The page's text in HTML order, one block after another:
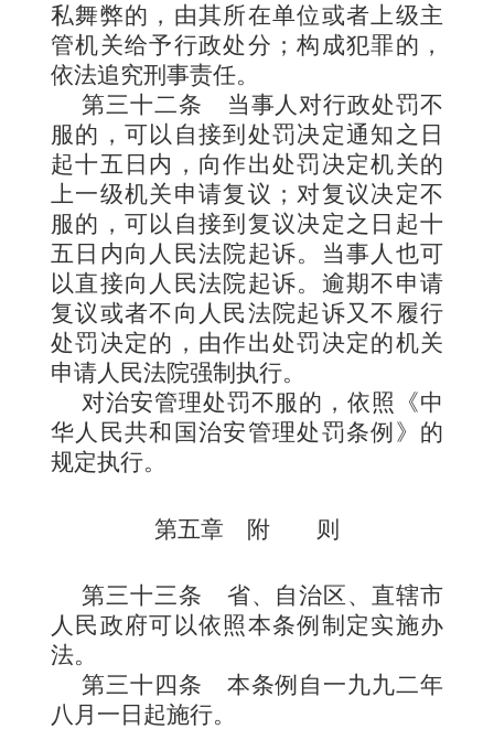
私舞弊的，由其所在单位或者上级主
管机关给予行政处分；构成犯罪的，
依法追究刑事责任。
第三十二条 当事人对行政处罚不
服的，可以自接到处罚决定通知之日
起十五日内 ，向作出处罚决定机关的
上一级机关申请复议；对复议决定不
服的，可以自接到复议决定之日起十
五日内向人民法院起诉。当事人也可
以直接向人民法院起诉。逾期不申请
复议或者不向人民法院起诉又不履行
处罚决定的，由作出处罚决定的机关
申请人民法院强制执行。
对治安管理处罚不服的，依照《中
华人民共和国治安管理处罚条例》的
规定执行。
第五章 附 则
第三十三条 省、自治区、直辖市
人民政府可以依照本条例制定实施办
法。
第三十四条 本条例自一九九二年
八月一日起施行。